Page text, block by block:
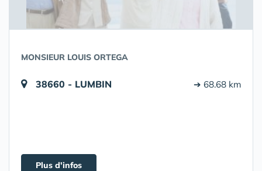
MONSIEUR LOUIS ORTEGA
38660 - LUMBIN ➔ 68.68 km
Plus d'infos